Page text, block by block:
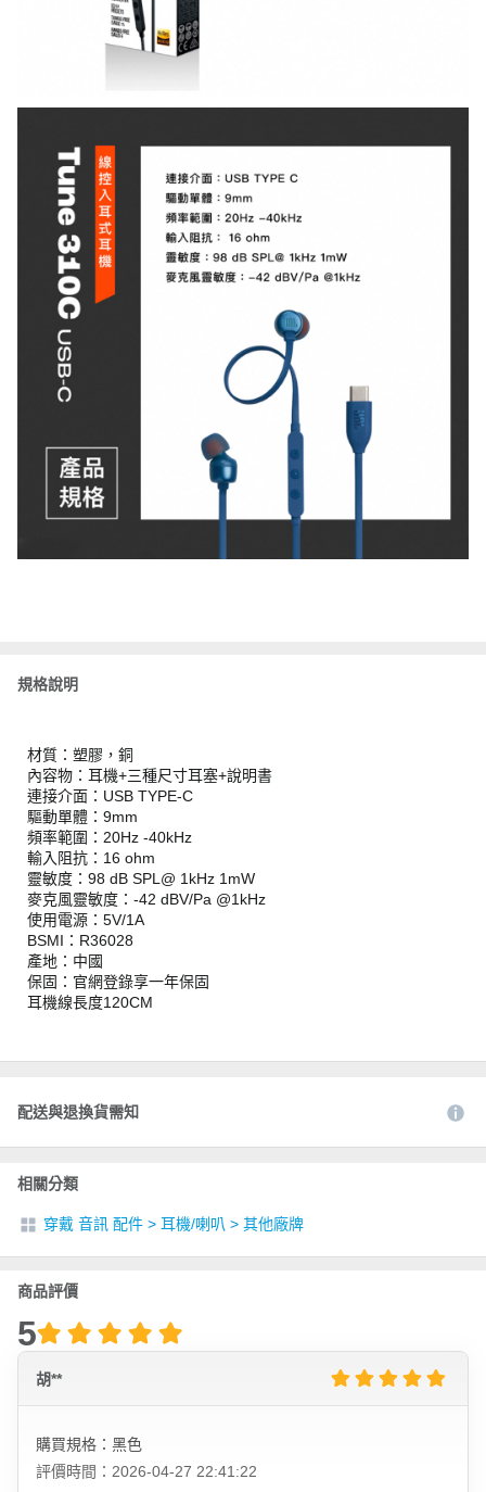
規格說明
材質：塑膠，銅
內容物：耳機+三種尺寸耳塞+說明書
連接介面：USB TYPE-C
驅動單體：9mm
頻率範圍：20Hz -40kHz
輸入阻抗：16 ohm
靈敏度：98 dB SPL@ 1kHz 1mW
麥克風靈敏度：-42 dBV/Pa @1kHz
使用電源：5V/1A
BSMI：R36028
產地：中國
保固：官網登錄享一年保固
耳機線長度120CM
配送與退換貨需知
相關分類
穿戴 音訊 配件 > 耳機/喇叭 > 其他廠牌
商品評價
5
胡**
購買規格：黑色
評價時間：2026-04-27 22:41:22